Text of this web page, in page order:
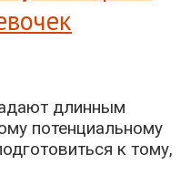
длинным
потенциальному
к тому,